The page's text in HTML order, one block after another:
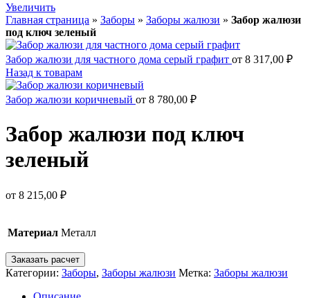
Увеличить
Главная страница » Заборы » Заборы жалюзи » Забор жалюзи
под ключ зеленый
Забор жалюзи для частного дома серый графит от 8 317,00 ₽
Назад к товарам
Забор жалюзи коричневый от 8 780,00 ₽
Забор жалюзи под ключ
зеленый
от 8 215,00 ₽
Материал Металл
Заказать расчет
Категории: Заборы, Заборы жалюзи Метка: Заборы жалюзи